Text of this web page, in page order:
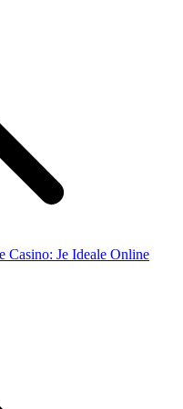
Casino: Je Ideale Online